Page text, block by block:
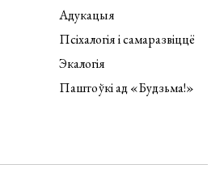
Адукацыя
Псіхалогія і самаразвіццё
Экалогія
Паштоўкі ад «Будзьма!»